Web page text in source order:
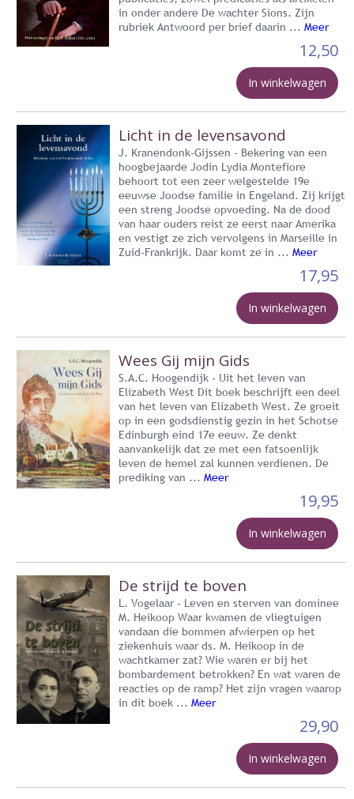
in onder andere De wachter Sions. Zijn
rubriek Antwoord per brief daarin ... Meer
12,50
In winkelwagen
Licht in de levensavond
J. Kranendonk-Gijssen - Bekering van een
hoogbejaarde Jodin Lydia Montefiore
behoort tot een zeer welgestelde 19e
eeuwse Joodse familie in Engeland. Zij krijgt
een streng Joodse opvoeding. Na de dood
van haar ouders reist ze eerst naar Amerika
en vestigt ze zich vervolgens in Marseille in
Zuid-Frankrijk. Daar komt ze in ... Meer
17,95
In winkelwagen
Wees Gij mijn Gids
S.A.C. Hoogendijk - Uit het leven van
Elizabeth West Dit boek beschrijft een deel
van het leven van Elizabeth West. Ze groeit
op in een godsdienstig gezin in het Schotse
Edinburgh eind 17e eeuw. Ze denkt
aanvankelijk dat ze met een fatsoenlijk
leven de hemel zal kunnen verdienen. De
prediking van ... Meer
19,95
In winkelwagen
De strijd te boven
L. Vogelaar - Leven en sterven van dominee
M. Heikoop Waar kwamen de vliegtuigen
vandaan die bommen afwierpen op het
ziekenhuis waar ds. M. Heikoop in de
wachtkamer zat? Wie waren er bij het
bombardement betrokken? En wat waren de
reacties op de ramp? Het zijn vragen waarop
in dit boek ... Meer
29,90
In winkelwagen